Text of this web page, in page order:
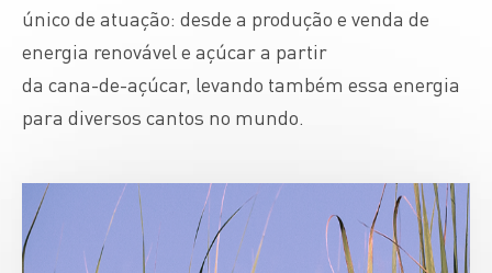
único de atuação: desde a produção e venda de
energia renovável e açúcar a partir
da cana-de-açúcar, levando também essa energia
para diversos cantos no mundo.